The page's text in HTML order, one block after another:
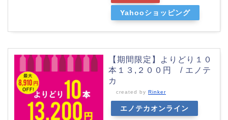
Yahooショッピング
【期間限定】よりどり１０
本１３,２００円 / エノテ
カ
created by Rinker
エノテカオンライン